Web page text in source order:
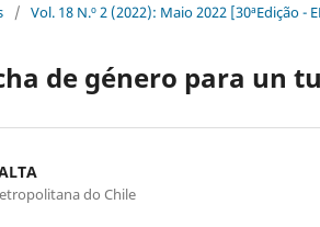
/ Vol. 18 N.º 2 (2022): Maio 2022 [30ªEdição -
de género para un
do Chile